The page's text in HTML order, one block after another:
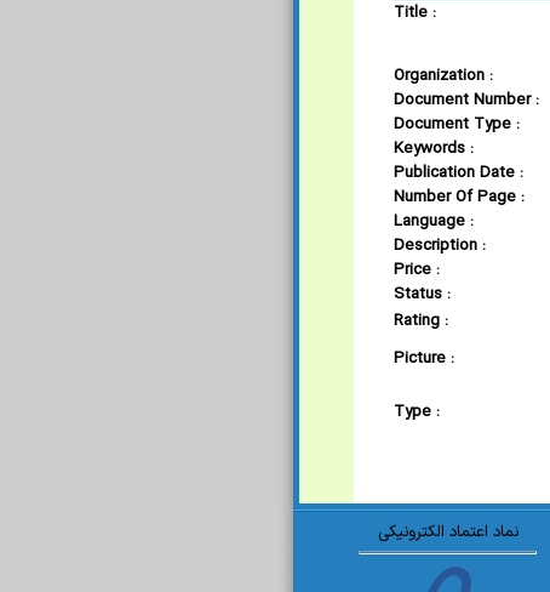
Title :
Organization :
Document Number :
Document Type :
Keywords :
Publication Date :
Number Of Page :
Language :
Description :
Price :
Status :
Rating :
Picture :
Type :
نماد اعتماد الکترونیکی